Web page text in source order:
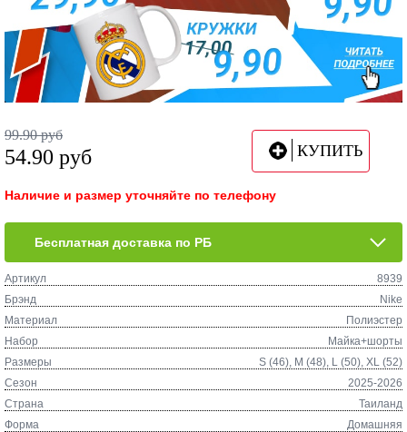
99.90 руб
54.90 руб КУПИТЬ
Наличие и размер уточняйте по телефону
Бесплатная доставка по РБ
Артикул
8939
Брэнд
Nike
Материал
Полиэстер
Набор
Майка+шорты
Размеры
S (46), M (48), L (50), XL (52)
Сезон
2025-2026
Страна
Таиланд
Форма
Домашняя